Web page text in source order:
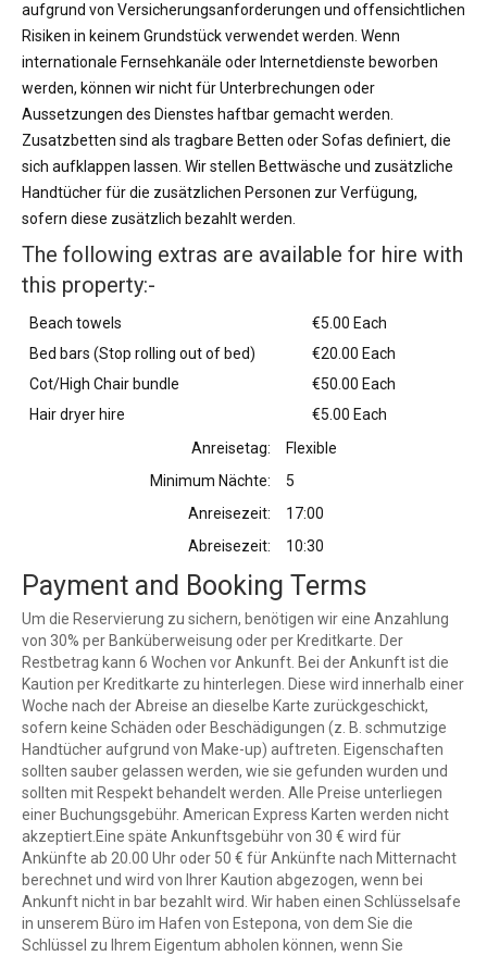
aufgrund von Versicherungsanforderungen und offensichtlichen
Risiken in keinem Grundstück verwendet werden. Wenn
internationale Fernsehkanäle oder Internetdienste beworben
werden, können wir nicht für Unterbrechungen oder
Aussetzungen des Dienstes haftbar gemacht werden.
Zusatzbetten sind als tragbare Betten oder Sofas definiert, die
sich aufklappen lassen. Wir stellen Bettwäsche und zusätzliche
Handtücher für die zusätzlichen Personen zur Verfügung,
sofern diese zusätzlich bezahlt werden.
The following extras are available for hire with
this property:-
Beach towels
€5.00 Each
Bed bars (Stop rolling out of bed)
€20.00 Each
Cot/High Chair bundle
€50.00 Each
Hair dryer hire
€5.00 Each
Anreisetag:
Flexible
Minimum Nächte:
5
Anreisezeit:
17:00
Abreisezeit:
10:30
Payment and Booking Terms
Um die Reservierung zu sichern, benötigen wir eine Anzahlung
von 30% per Banküberweisung oder per Kreditkarte. Der
Restbetrag kann 6 Wochen vor Ankunft. Bei der Ankunft ist die
Kaution per Kreditkarte zu hinterlegen. Diese wird innerhalb einer
Woche nach der Abreise an dieselbe Karte zurückgeschickt,
sofern keine Schäden oder Beschädigungen (z. B. schmutzige
Handtücher aufgrund von Make-up) auftreten. Eigenschaften
sollten sauber gelassen werden, wie sie gefunden wurden und
sollten mit Respekt behandelt werden. Alle Preise unterliegen
einer Buchungsgebühr. American Express Karten werden nicht
akzeptiert.Eine späte Ankunftsgebühr von 30 € wird für
Ankünfte ab 20.00 Uhr oder 50 € für Ankünfte nach Mitternacht
berechnet und wird von Ihrer Kaution abgezogen, wenn bei
Ankunft nicht in bar bezahlt wird. Wir haben einen Schlüsselsafe
in unserem Büro im Hafen von Estepona, von dem Sie die
Schlüssel zu Ihrem Eigentum abholen können, wenn Sie